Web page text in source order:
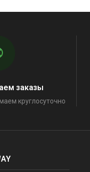
заказы
круглосуточно